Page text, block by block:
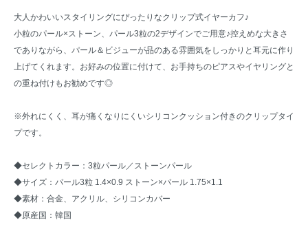
大人かわいいスタイリングにぴったりなクリップ式イヤーカフ♪
小粒のパール×ストーン、パール3粒の2デザインでご用意♪控えめな大きさ
でありながら、パール＆ビジューが品のある雰囲気をしっかりと耳元に作り
上げてくれます。お好みの位置に付けて、お手持ちのピアスやイヤリングと
の重ね付けもお勧めです◎
※外れにくく、耳が痛くなりにくいシリコンクッション付きのクリップタイ
プです。
◆セレクトカラー：3粒パール／ストーンパール
◆サイズ：パール3粒 1.4×0.9 ストーン×パール 1.75×1.1
◆素材：合金、アクリル、シリコンカバー
◆原産国：韓国